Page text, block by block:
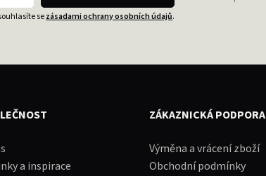
sezásadami ochrany osobních údajů.
a inspirace
ZÁKAZNICKÁ PODPORA
Výměna a vrácení zboží
Obchodní podmínky